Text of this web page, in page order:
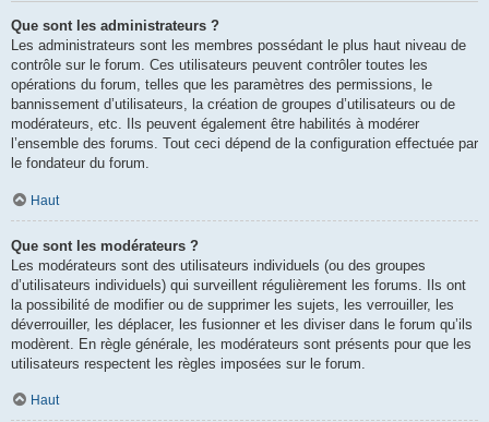
Que sont les administrateurs ?
Les administrateurs sont les membres possédant le plus haut niveau de
contrôle sur le forum. Ces utilisateurs peuvent contrôler toutes les
opérations du forum, telles que les paramètres des permissions, le
bannissement d’utilisateurs, la création de groupes d’utilisateurs ou de
modérateurs, etc. Ils peuvent également être habilités à modérer
l’ensemble des forums. Tout ceci dépend de la configuration effectuée par
le fondateur du forum.
Haut
Que sont les modérateurs ?
Les modérateurs sont des utilisateurs individuels (ou des groupes
d’utilisateurs individuels) qui surveillent régulièrement les forums. Ils ont
la possibilité de modifier ou de supprimer les sujets, les verrouiller, les
déverrouiller, les déplacer, les fusionner et les diviser dans le forum qu’ils
modèrent. En règle générale, les modérateurs sont présents pour que les
utilisateurs respectent les règles imposées sur le forum.
Haut